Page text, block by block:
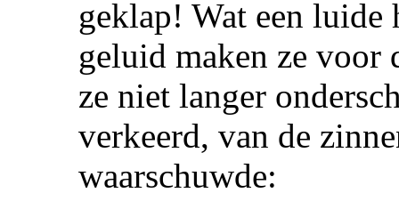
geklap! Wat een luide
geluid maken ze voor
ze niet langer
verkeerd, van de
waarschuwde: